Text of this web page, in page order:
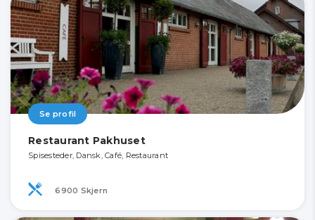
Se profil
Restaurant Pakhuset
Spisesteder, Dansk, Café, Restaurant
6900 Skjern